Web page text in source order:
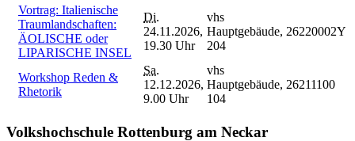
Vortrag: Italienische
Traumlandschaften:
ÄOLISCHE oder
LIPARISCHE INSEL
Di.
24.11.2026,
19.30 Uhr
vhs
Hauptgebäude,
204
26220002Y
Workshop Reden &
Rhetorik
Sa.
12.12.2026,
9.00 Uhr
vhs
Hauptgebäude,
104
26211100
Volkshochschule Rottenburg am Neckar